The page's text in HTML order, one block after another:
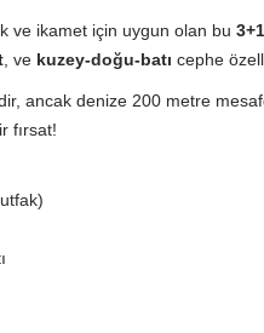
ve ikamet için uygun olan bu
, ve kuzey-doğu-batı cephe
ancak denize 200 metre
fırsat!